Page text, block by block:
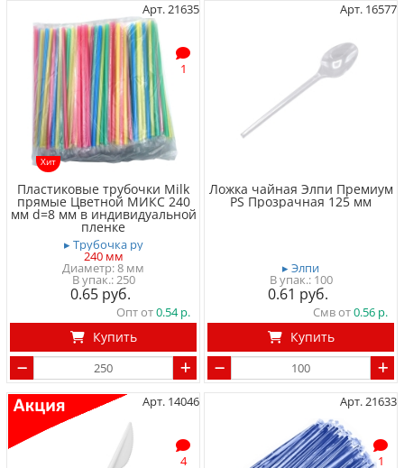
Арт. 21635
1
Хит
Пластиковые трубочки Milk
прямые Цветной МИКС 240
мм d=8 мм в индивидуальной
пленке
▸ Трубочка ру
240 мм
Диаметр: 8 мм
250
0.65
Опт от0.54
Купить
Арт. 16577
Ложка чайная Элпи Премиум
PS Прозрачная 125 мм
▸ Элпи
100
0.61
Смв от0.56
Купить
Арт. 14046
4
Арт. 21633
1